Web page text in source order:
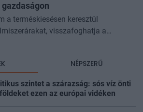
a terméskiesésen keresztül
visszafoghatja a
NÉPSZERŰ
szintet a szárazság: sós víz önti
ezen az európai vidéken